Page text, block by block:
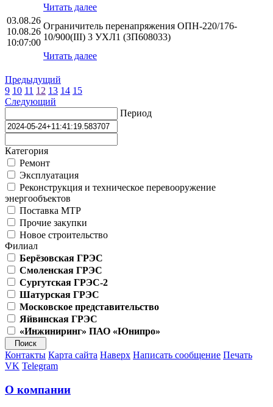
Читать далее
03.08.26
10.08.26
10:07:00
Ограничитель перенапряжения ОПН-220/176-
10/900(III) 3 УХЛ1 (ЗП608033)
Читать далее
Предыдущий
9 10 11 12 13 14 15
Следующий
Период
Категория
Ремонт
Эксплуатация
Реконструкция и техническое перевооружение
энергообъектов
Поставка МТР
Прочие закупки
Новое строительство
Филиал
Берёзовская ГРЭС
Смоленская ГРЭС
Сургутская ГРЭС-2
Шатурская ГРЭС
Московское представительство
Яйвинская ГРЭС
«Инжиниринг» ПАО «Юнипро»
Контакты Карта сайта Наверх Написать сообщение Печать
VK Telegram
О компании